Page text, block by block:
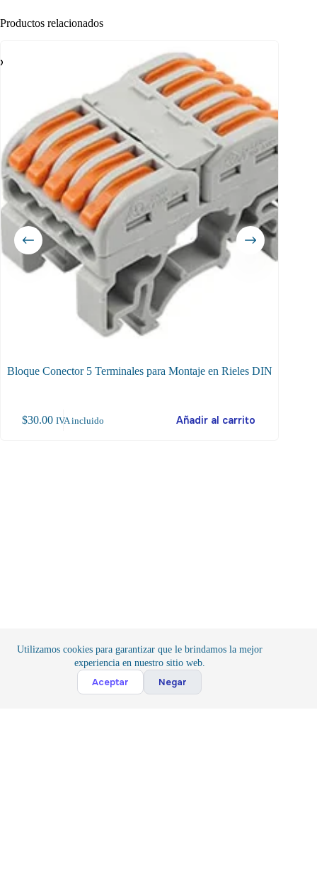
Utilizamos cookies para garantizar que le brindamos la mejor
experiencia en nuestro sitio web.
Aceptar Negar
Productos relacionados
Bloque Conector 5 Terminales para Montaje en Rieles DIN
$30.00 IVA incluido Añadir al carrito